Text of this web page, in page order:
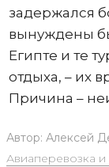
задержался
вынуждены
Египте и те
отдыха, – их
Причина –
Автор: Алексей
Авиаперевозка